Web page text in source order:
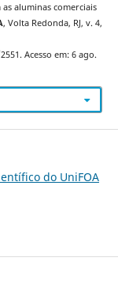
aluminas comerciais
, Volta Redonda, RJ, v. 4,
Acesso em: 6 ago.
do UniFOA